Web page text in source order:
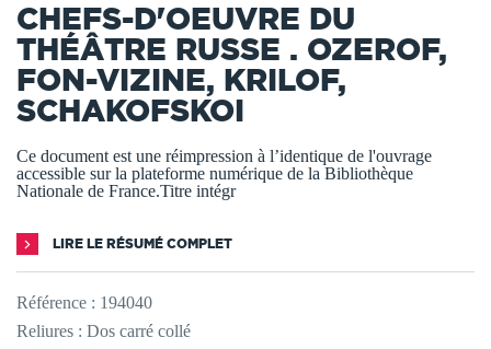
CHEFS-D'OEUVRE DU
THÉÂTRE RUSSE . OZEROF,
FON-VIZINE, KRILOF,
SCHAKOFSKOI
Ce document est une réimpression à l’identique de l'ouvrage
accessible sur la plateforme numérique de la Bibliothèque
Nationale de France.Titre intégr
LIRE LE RÉSUMÉ COMPLET
Référence : 194040
Reliures : Dos carré collé